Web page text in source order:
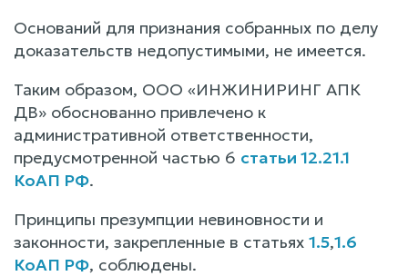
Оснований для признания собранных по делу
доказательств недопустимыми, не имеется.
Таким образом, ООО «ИНЖИНИРИНГ АПК
ДВ» обоснованно привлечено к
административной ответственности,
предусмотренной частью 6 статьи 12.21.1
КоАП РФ.
Принципы презумпции невиновности и
законности, закрепленные в статьях 1.5,1.6
КоАП РФ, соблюдены.